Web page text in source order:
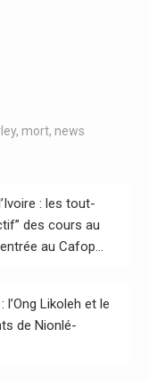
, mort, news
: les tout-
des cours au
au Cafop…
Likoleh et le
de Nionlé-